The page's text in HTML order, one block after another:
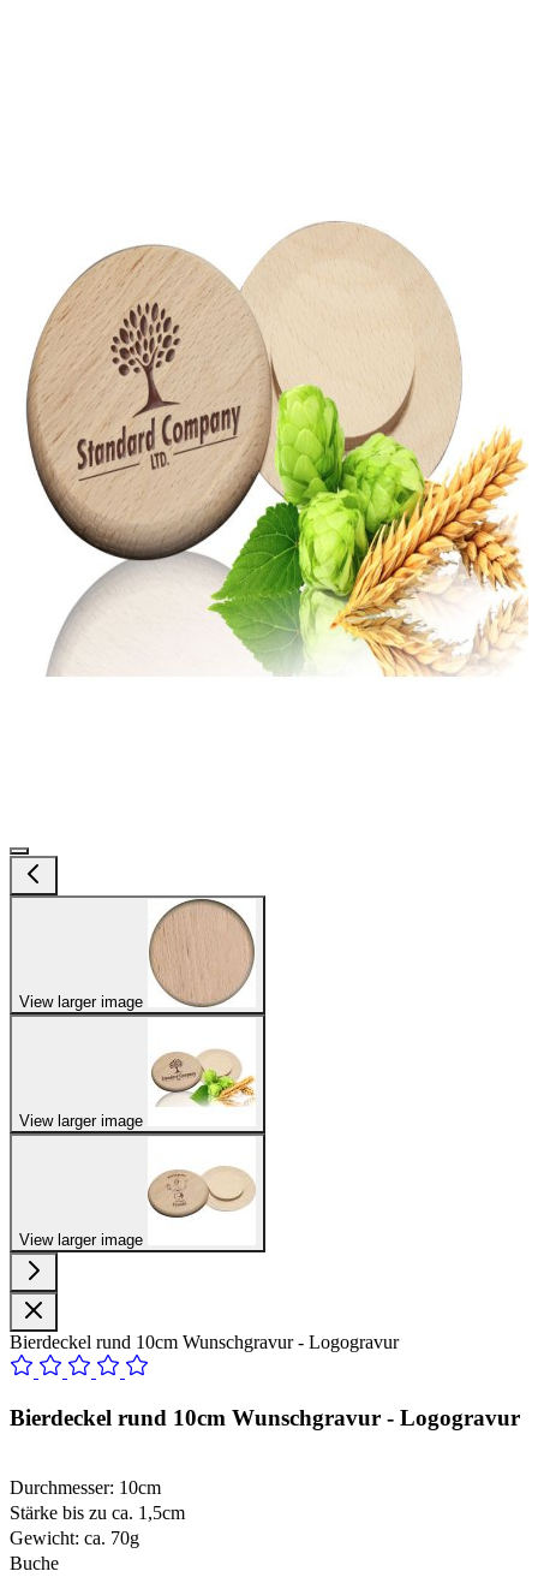
View larger image
View larger image
View larger image
Bierdeckel rund 10cm Wunschgravur - Logogravur
Bierdeckel rund 10cm Wunschgravur - Logogravur
Durchmesser: 10cm
Stärke bis zu ca. 1,5cm
Gewicht: ca. 70g
Buche